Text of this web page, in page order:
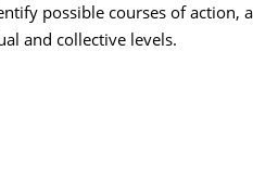
possible courses of action,
and collective levels.